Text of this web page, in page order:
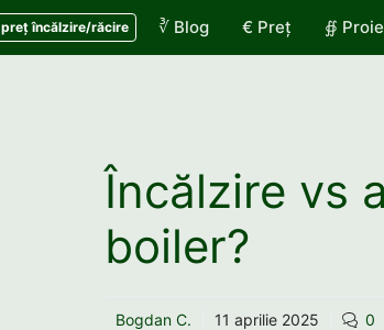
preț încălzire/răcire ∛ Blog € Preț ∯
Încălzire vs
boiler?
Bogdan C. 11 aprilie 2025 0